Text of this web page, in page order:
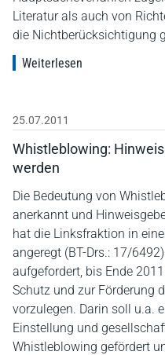
Literatur als auch von
die Nichtberücksichtigung
Weiterlesen
25.07.2011
Whistleblowing:
werden
Die Bedeutung von
anerkannt und
hat die Linksfraktion in
angeregt (BT-Drs.: 17/
aufgefordert, bis Ende
Schutz und zur Förderung
vorzulegen. Darin soll u.a.
Einstellung und
Whistleblowing gefördert